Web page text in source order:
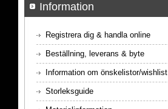
Information
Registrera dig & handla online
Beställning, leverans & byte
Information om önskelistor/wishlist
Storleksguide